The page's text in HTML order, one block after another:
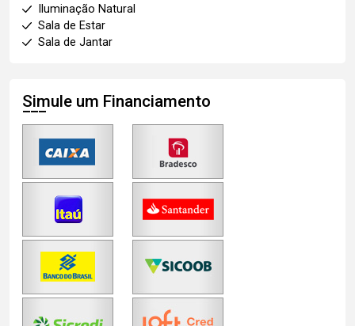
Iluminação Natural
Sala de Estar
Sala de Jantar
Simule um Financiamento